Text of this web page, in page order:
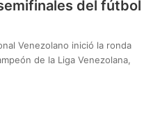
del fútbol
Venezolano inició la ronda
de la Liga Venezolana,